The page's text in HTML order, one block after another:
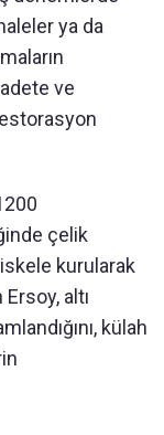
ya da
ve
çelik
kurularak
altı
külah